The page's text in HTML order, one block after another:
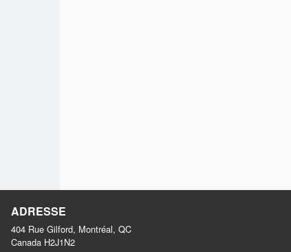
ADRESSE
404 Rue Gilford, Montréal, QC
Canada H2J1N2